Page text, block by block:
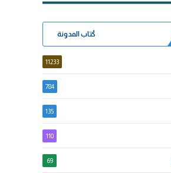
كُتاب المدونة
11233
784
135
110
69